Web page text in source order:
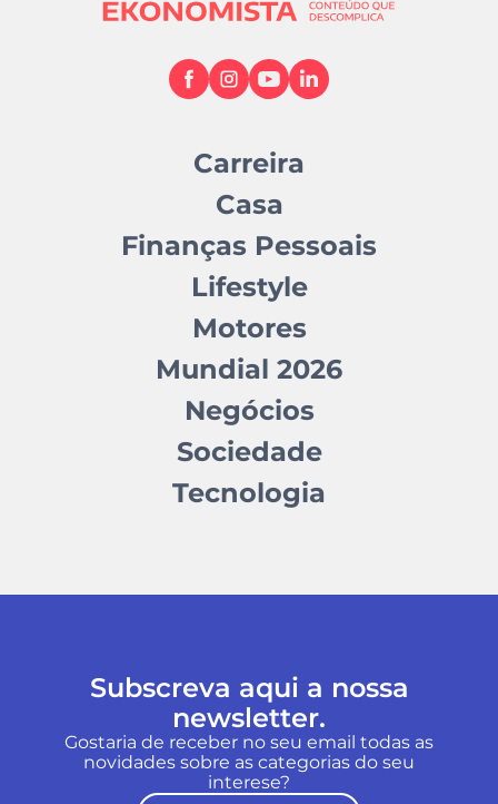
Carreira
Casa
Finanças Pessoais
Lifestyle
Motores
Mundial 2026
Negócios
Sociedade
Tecnologia
Subscreva aqui a nossa
newsletter.
Gostaria de receber no seu email todas as
novidades sobre as categorias do seu
interese?